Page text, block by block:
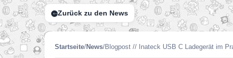
Zurück zu den News
Startseite/News/Blogpost // Inateck USB C Ladegerät im